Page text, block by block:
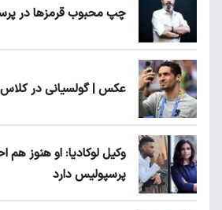
چپ محبوب قرمزها در
عکس | گولسیانی در کلاس
وکیل لوکادیا: او هنوز
پرسپولیس دارد